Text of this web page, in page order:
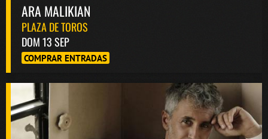
ARA MALIKIAN
PLAZA DE TOROS
DOM 13 SEP
COMPRAR ENTRADAS